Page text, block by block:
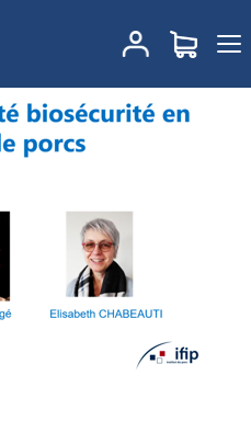
Les bases de
de biosécurité MAJ